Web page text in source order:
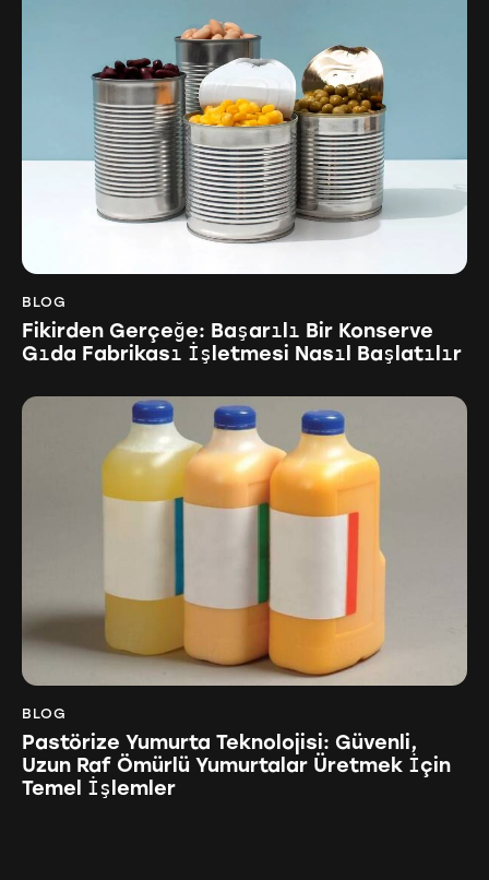
BLOG
Fikirden Gerçeğe: Başarılı Bir Konserve
Gıda Fabrikası İşletmesi Nasıl Başlatılır
BLOG
Pastörize Yumurta Teknolojisi: Güvenli,
Uzun Raf Ömürlü Yumurtalar Üretmek İçin
Temel İşlemler